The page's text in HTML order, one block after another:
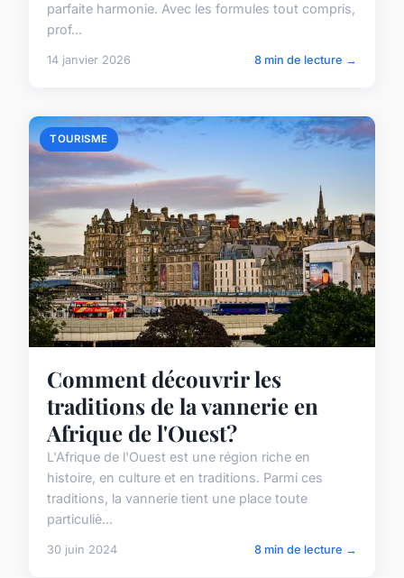
parfaite harmonie. Avec les formules tout compris,
prof...
14 janvier 2026 8 min de lecture →
TOURISME
Comment découvrir les
traditions de la vannerie en
Afrique de l'Ouest?
L'Afrique de l'Ouest est une région riche en
histoire, en culture et en traditions. Parmi ces
traditions, la vannerie tient une place toute
particuliè...
30 juin 2024 8 min de lecture →